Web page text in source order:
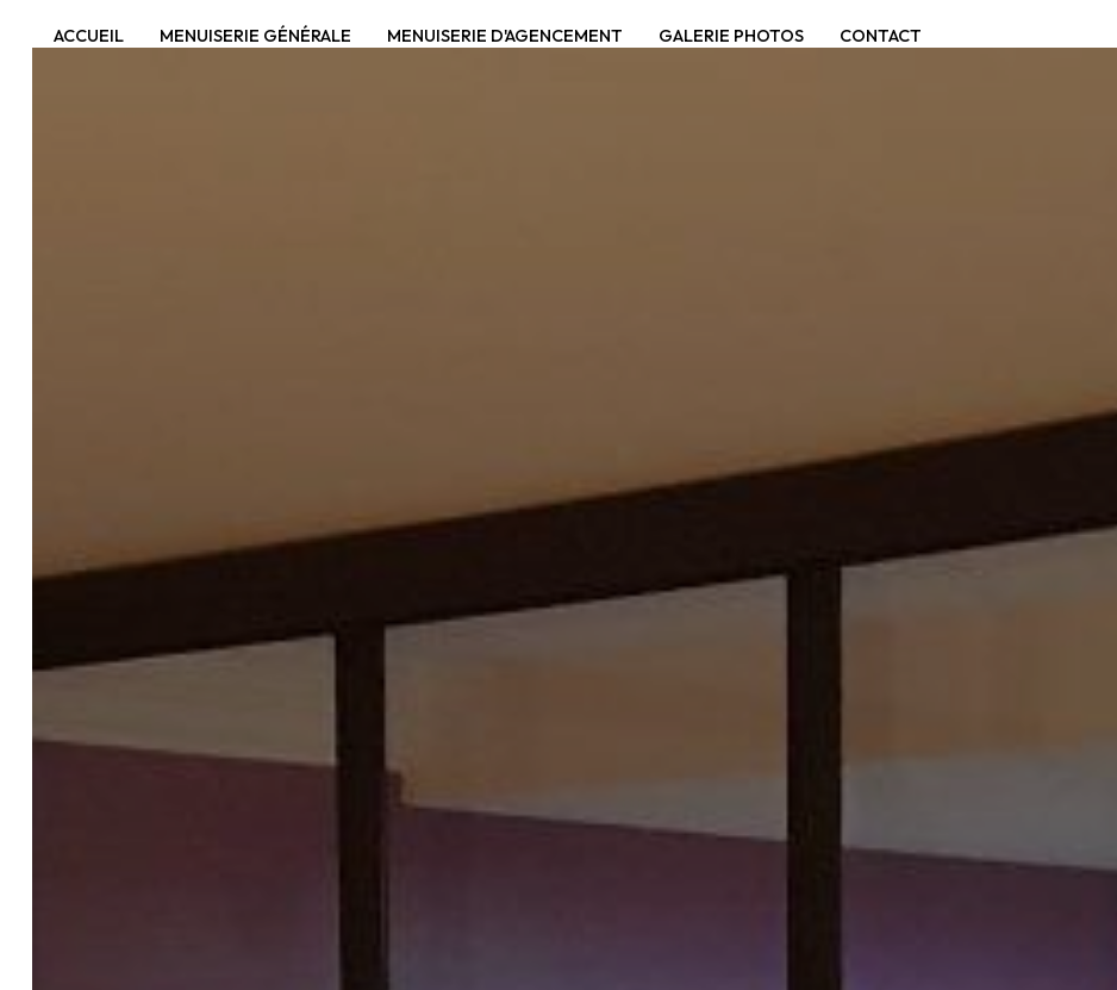
ACCUEIL MENUISERIE GÉNÉRALE MENUISERIE D'AGENCEMENT GALERIE PHOTOS CONTACT